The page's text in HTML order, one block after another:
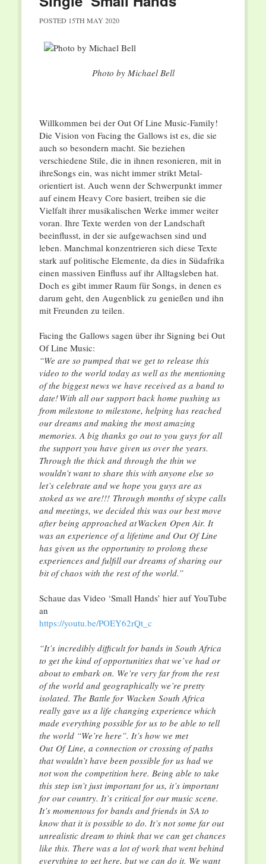
POSTED 15TH MAY 2020
Photo by Michael Bell
Willkommen bei der Out Of Line Music-Family!
Die Vision von Facing the Gallows ist es, die sie
auch so besondern macht. Sie beziehen
verschiedene Stile, die in ihnen resonieren, mit in
ihreSongs ein, was nicht immer strikt Metal-
orientiert ist. Auch wenn der Schwerpunkt immer
auf einem Heavy Core basiert, treiben sie die
Vielfalt ihrer musikalischen Werke immer weiter
voran. Ihre Texte werden von der Landschaft
beeinflusst, in der sie aufgewachsen sind und
leben. Manchmal konzentrieren sich diese Texte
stark auf politische Elemente, da dies in Südafrika
einen massiven Einfluss auf ihr Alltagsleben hat.
Doch es gibt immer Raum für Songs, in denen es
darum geht, den Augenblick zu genießen und ihn
mit Freunden zu teilen.
Facing the Gallows sagen über ihr Signing bei Out
Of Line Music:
“We are so pumped that we get to release this
video to the world today as well as the mentioning
of the biggest news we have received as a band to
date! With all our support back home pushing us
from milestone to milestone, helping has reached
our dreams and making the most amazing
memories. A big thanks go out to you guys for all
the support you have given us over the years.
Through the thick and through the thin we
wouldn’t want to share this with anyone else so
let’s celebrate and we hope you guys are as
stoked as we are!!! Through months of skype calls
and meetings, we decided this was our best move
after being approached atWacken Open Air. It
was an experience of a lifetime and Out OfLine
has given us the opportunity to prolong these
experiences and fulfill our dreams of sharing our
bit of chaos with the rest of the world.”
Schaue das Video ‘Small Hands’ hier auf YouTube
an
https://youtu.be/POEY62rQt_c
“It’s incredibly difficult for bands in South Africa
to get the kind of opportunities that we’ve had or
about to embark on. We’re very far from the rest
of the world and geographically we’re pretty
isolated. The Battle for Wacken South Africa
really gave us a life changing experience which
made everything possible for us to be able to tell
the world “We’re here”. It’s how we met
Out OfLine, a connection or crossing of paths
that wouldn’t have been possible for us had we
not won the competition here. Being able to take
this step isn’t just important for us, it’s important
for our country. It’s critical for our music scene.
It’s momentous for bands and friends in SA to
know that it is possible to do. It’s not some far out
unrealistic dream to think that we can get chances
like this. There was a lot of work that went behind
everything to get here, but we can do it. We want